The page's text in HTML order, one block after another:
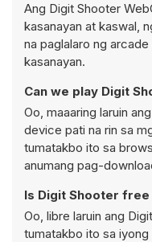
Ang Digit Shooter
kasanayan at kaswal,
na paglalaro ng
kasanayan.
Can we play Digit
Oo, maaaring laruin
device pati na rin sa
tumatakbo ito sa
anumang pag-
Is Digit Shooter
Oo, libre laruin ang
tumatakbo ito sa iyong